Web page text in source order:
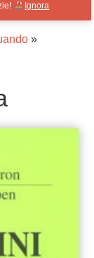
Ignora
»